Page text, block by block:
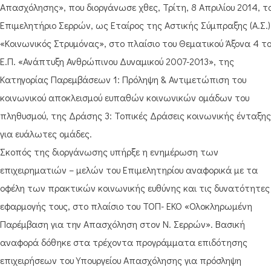
Απασχόλησης», που διοργάνωσε χθες, Τρίτη, 8 Απριλίου 2014,
Επιμελητήριο Σερρών, ως Εταίρος της Αστικής Σύμπραξης (Α.Σ.)
«Κοινωνικός Στρυμόνας», στο πλαίσιο του Θεματικού Άξονα 4
Ε.Π. «Ανάπτυξη Ανθρώπινου Δυναμικού 2007-2013», της
Κατηγορίας Παρεμβάσεων 1: Πρόληψη & Αντιμετώπιση του
κοινωνικού αποκλεισμού ευπαθών κοινωνικών ομάδων του
πληθυσμού, της Δράσης 3: Τοπικές Δράσεις κοινωνικής ένταξης
για ευάλωτες ομάδες.
Σκοπός της διοργάνωσης υπήρξε η ενημέρωση των
επιχειρηματιών – μελών του Επιμελητηρίου αναφορικά με τα
οφέλη των πρακτικών κοινωνικής ευθύνης και τις δυνατότητες
εφαρμογής τους, στο πλαίσιο του ΤΟΠ- ΕΚΟ «Ολοκληρωμένη
Παρέμβαση για την Απασχόληση στον Ν. Σερρών». Βασική
αναφορά δόθηκε στα τρέχοντα προγράμματα επιδότησης
επιχειρήσεων του Υπουργείου Απασχόλησης για πρόσληψη